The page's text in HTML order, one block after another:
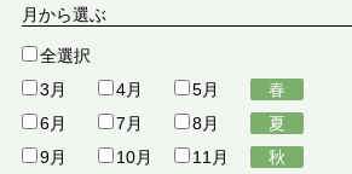
月から選ぶ
全選択
3月
4月 5月
春
6月
7月 8月
夏
9月
10月 11月
秋